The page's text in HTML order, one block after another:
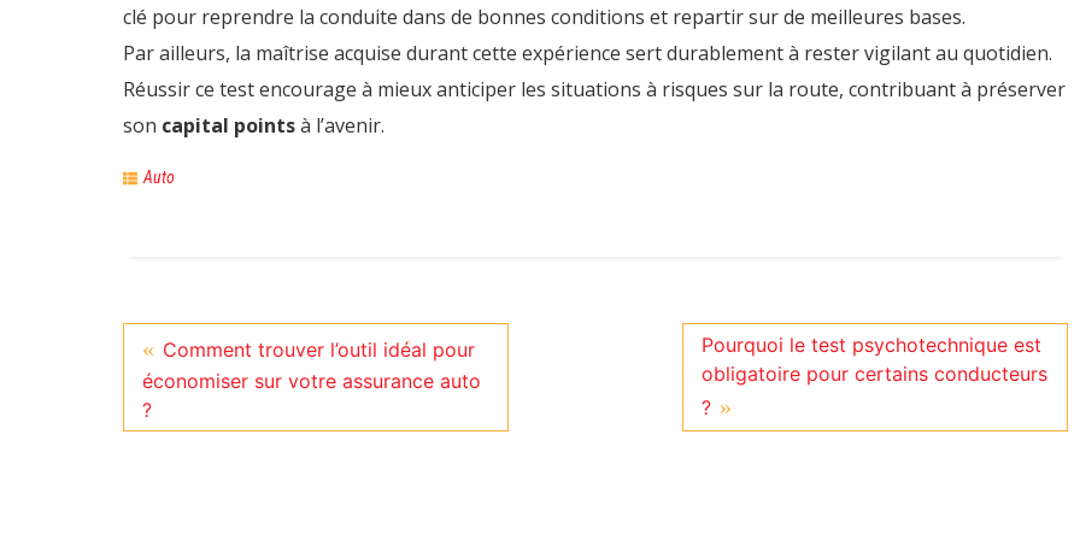
clé pour reprendre la conduite dans de bonnes conditions et repartir sur de meilleures bases.
Par ailleurs, la maîtrise acquise durant cette expérience sert durablement à rester vigilant au quotidien.
Réussir ce test encourage à mieux anticiper les situations à risques sur la route, contribuant à préserver
son capital pointsà l’avenir.
Auto
Comment trouver l’outil idéal pour
économiser sur votre assurance auto
?
Pourquoi le test psychotechnique est
obligatoire pour certains conducteurs
?